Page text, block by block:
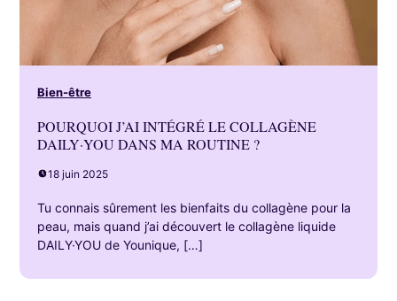
Bien-être
POURQUOI J’AI INTÉGRÉ LE COLLAGÈNE
DAILY·YOU DANS MA ROUTINE ?
18 juin 2025
Tu connais sûrement les bienfaits du collagène pour la
peau, mais quand j’ai découvert le collagène liquide
DAILY·YOU de Younique, […]